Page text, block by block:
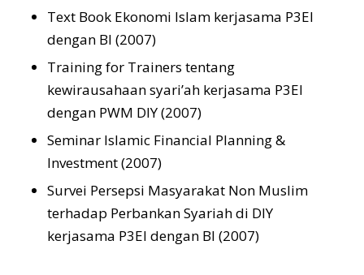
Text Book Ekonomi Islam kerjasama P3EI
dengan BI (2007)
Training for Trainers tentang
kewirausahaan syari’ah kerjasama P3EI
dengan PWM DIY (2007)
Seminar Islamic Financial Planning &
Investment (2007)
Survei Persepsi Masyarakat Non Muslim
terhadap Perbankan Syariah di DIY
kerjasama P3EI dengan BI (2007)